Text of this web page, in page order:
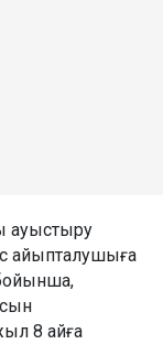
ауыстыру
айыпталушыға
8 айға